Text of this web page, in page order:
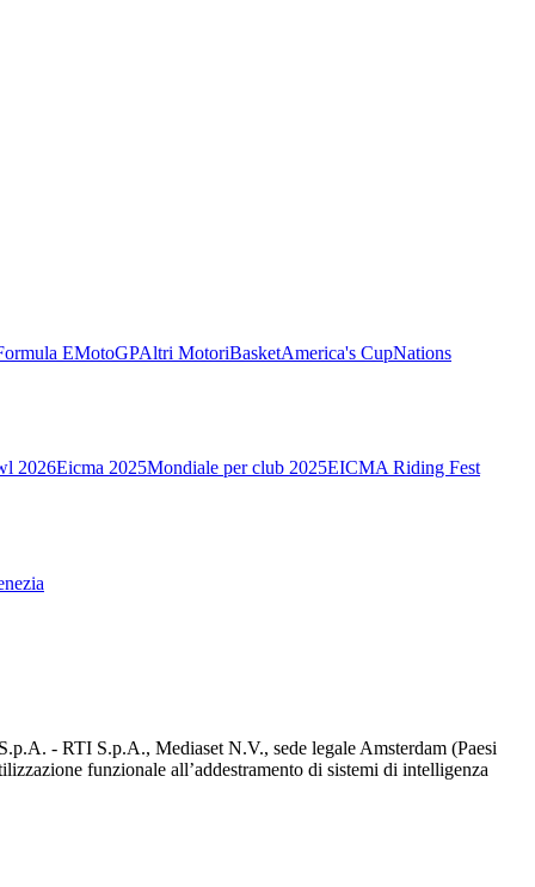
EMotoGPAltri MotoriBasketAmerica's CupNations
2026Eicma 2025Mondiale per club 2025EICMA Riding Fest
- RTI S.p.A., Mediaset N.V., sede legale Amsterdam (Paesi
funzionale all’addestramento di sistemi di intelligenza